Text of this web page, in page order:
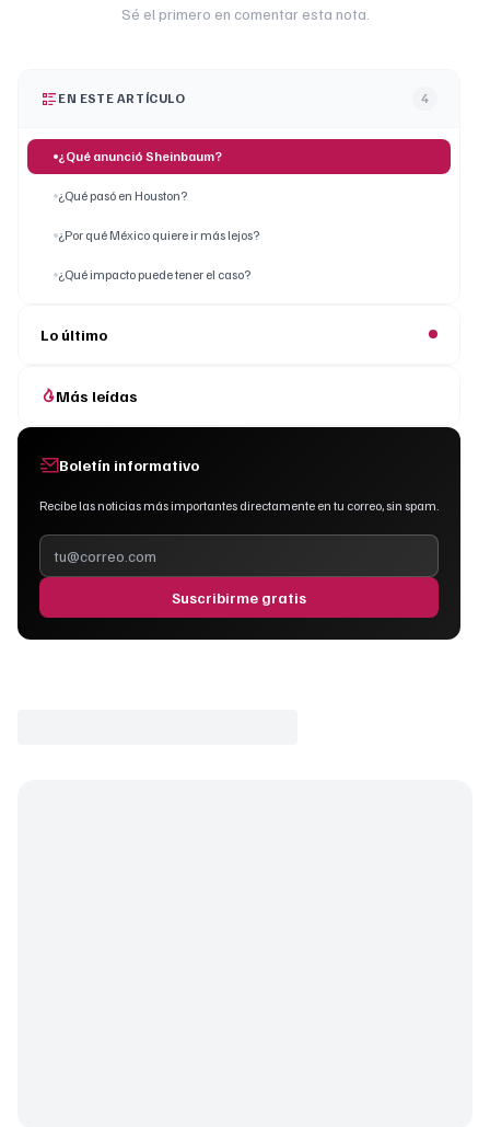
Sé el primero en comentar esta nota.
EN ESTE ARTÍCULO 4
¿Qué anunció Sheinbaum?
¿Qué pasó en Houston?
¿Por qué México quiere ir más lejos?
¿Qué impacto puede tener el caso?
Lo último
Más leídas
Boletín informativo
Recibe las noticias más importantes directamente en tu correo, sin spam.
Suscribirme gratis